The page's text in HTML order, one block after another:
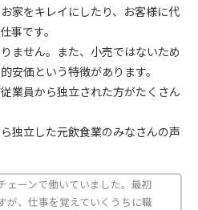
家をキレイにしたり、お客様に代
事です。
ません。また、小売ではないため
安価という特徴があります。
業員から独立された方がたくさん
独立した元飲食業のみなさんの声
ェーンで働いていました。最初
が、仕事を覚えていくうちに職